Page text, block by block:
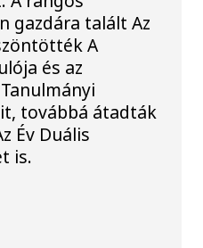
gazdára talált Az
A
és az
továbbá átadták
Év Duális
is.